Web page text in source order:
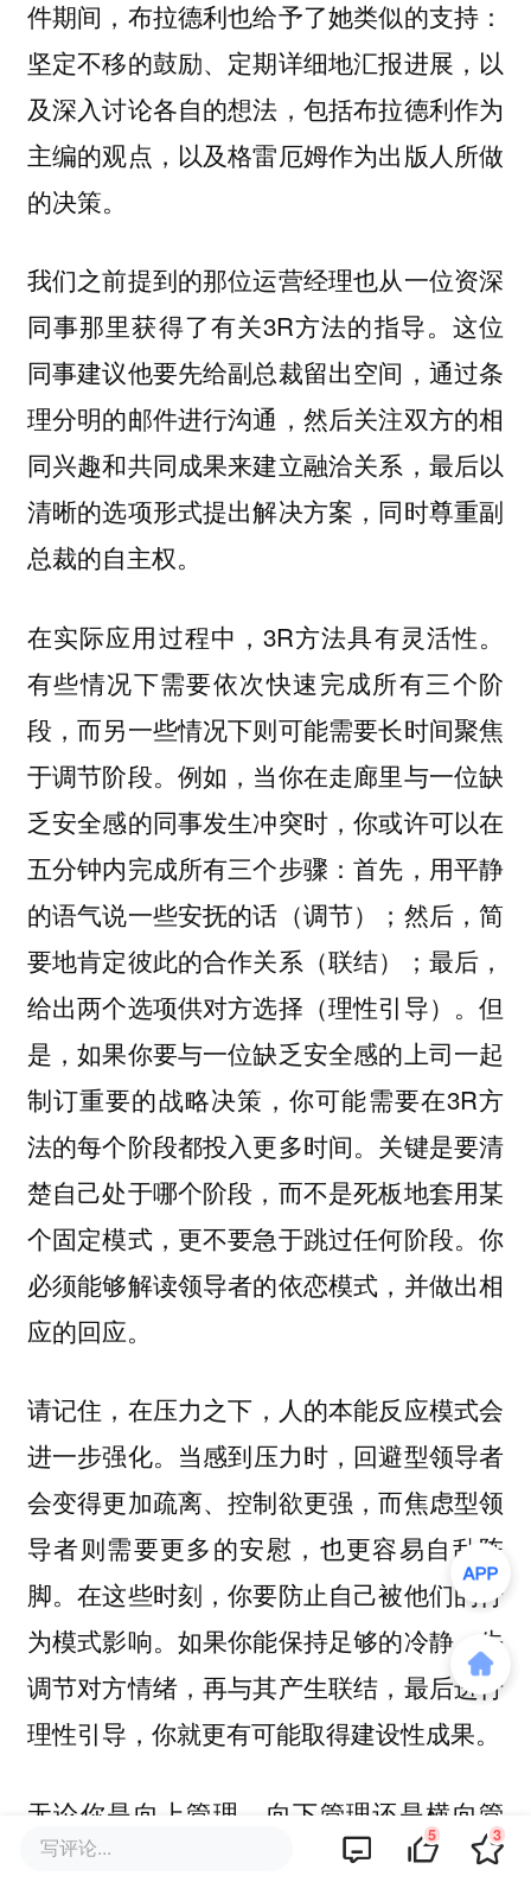
件期间，布拉德利也给予了她类似的支持：
坚定不移的鼓励、定期详细地汇报进展，以
及深入讨论各自的想法，包括布拉德利作为
主编的观点，以及格雷厄姆作为出版人所做
的决策。
我们之前提到的那位运营经理也从一位资深
同事那里获得了有关3R方法的指导。这位
同事建议他要先给副总裁留出空间，通过条
理分明的邮件进行沟通，然后关注双方的相
同兴趣和共同成果来建立融洽关系，最后以
清晰的选项形式提出解决方案，同时尊重副
总裁的自主权。
在实际应用过程中，3R方法具有灵活性。
有些情况下需要依次快速完成所有三个阶
段，而另一些情况下则可能需要长时间聚焦
于调节阶段。例如，当你在走廊里与一位缺
乏安全感的同事发生冲突时，你或许可以在
五分钟内完成所有三个步骤：首先，用平静
的语气说一些安抚的话（调节）；然后，简
要地肯定彼此的合作关系（联结）；最后，
给出两个选项供对方选择（理性引导）。但
是，如果你要与一位缺乏安全感的上司一起
制订重要的战略决策，你可能需要在3R方
法的每个阶段都投入更多时间。关键是要清
楚自己处于哪个阶段，而不是死板地套用某
个固定模式，更不要急于跳过任何阶段。你
必须能够解读领导者的依恋模式，并做出相
应的回应。
请记住， 在压力之下，人的本能反应模式会
进一步强化。 当感到压力时，回避型领导者
会变得更加疏离、控制欲更强，而焦虑型领
导者则需要更多的安慰，也更容易自乱阵
脚。在这些时刻，你要防止自己被他们的行
为模式影响。如果你能保持足够的冷静，先
调节对方情绪，再与其产生联结，最后进行
理性引导，你就更有可能取得建设性成果。
无论你是向上管理、向下管理还是横向管
理，理解缺乏安全感的行为背后的心理根
写评论... 5 3